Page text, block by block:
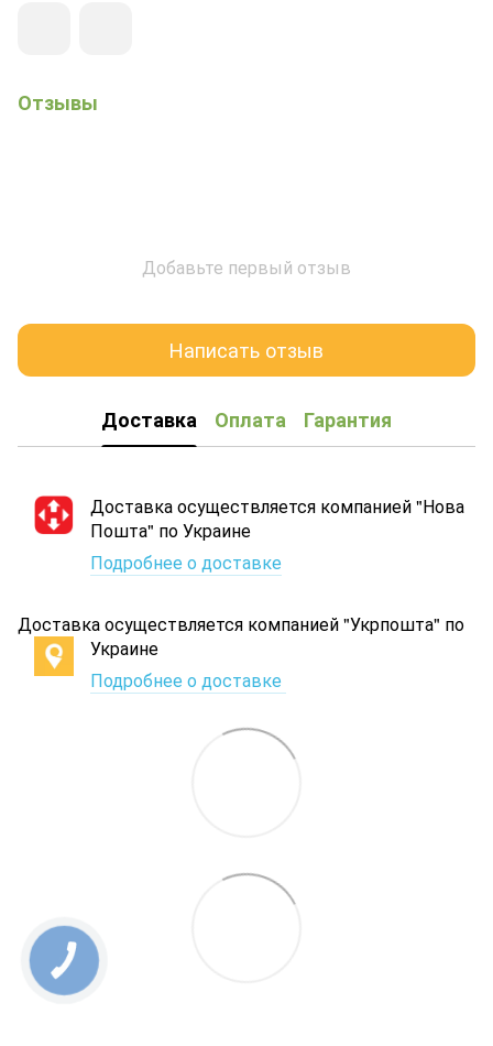
Отзывы
Добавьте первый отзыв
Написать отзыв
Доставка Оплата Гарантия
Доставка осуществляется компанией "Нова
Пошта" по Украине
Подробнее о доставке
Доставка осуществляется компанией "Укрпошта" по
Украине
Подробнее о доставке
КНОПКА
ЗВ'ЯЗКУ